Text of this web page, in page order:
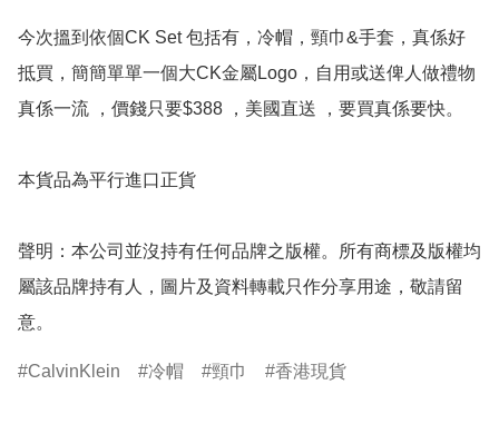
今次搵到依個CK Set 包括有，冷帽，頸巾&手套，真係好
抵買，簡簡單單一個大CK金屬Logo，自用或送俾人做禮物
真係一流 ，價錢只要$388 ，美國直送 ，要買真係要快。
本貨品為平行進口正貨
聲明：本公司並沒持有任何品牌之版權。所有商標及版權均
屬該品牌持有人，圖片及資料轉載只作分享用途，敬請留
意。
CalvinKlein 冷帽 頸巾 香港現貨